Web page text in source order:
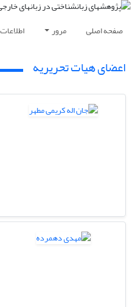
صفحه اصلی مرور
اعضای هیات تحریریه